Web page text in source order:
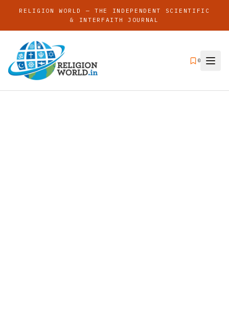
RELIGION WORLD — THE INDEPENDENT SCIENTIFIC
& INTERFAITH JOURNAL
0